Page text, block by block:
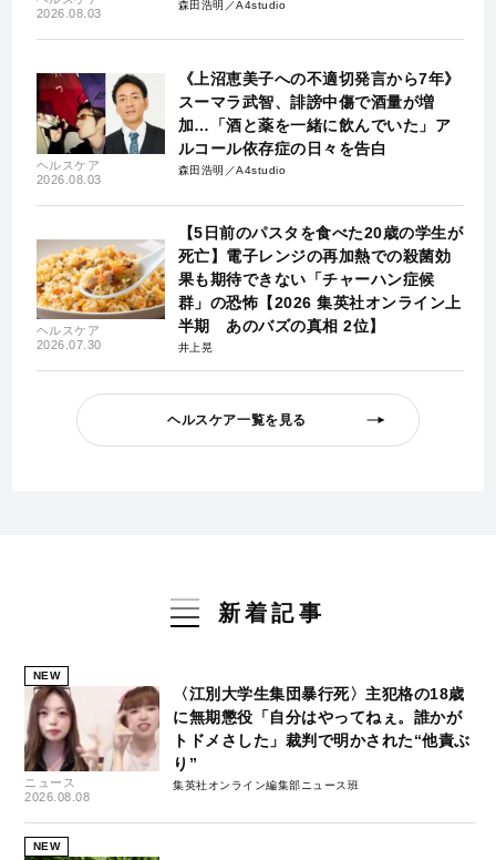
2026.08.03
森田浩明／A4studio
ヘルスケア
2026.08.03
《上沼恵美子への不適切発言から7年》
スーマラ武智、誹謗中傷で酒量が増
加…「酒と薬を一緒に飲んでいた」ア
ルコール依存症の日々を告白
森田浩明／A4studio
ヘルスケア
2026.07.30
【5日前のパスタを食べた20歳の学生が
死亡】電子レンジの再加熱での殺菌効
果も期待できない「チャーハン症候
群」の恐怖【2026 集英社オンライン上
半期 あのバズの真相 2位】
井上晃
ヘルスケア一覧を見る
新着記事
NEW
ニュース
2026.08.08
〈江別大学生集団暴行死〉主犯格の18歳
に無期懲役「自分はやってねぇ。誰かが
トドメさした」裁判で明かされた“他責ぶ
り”
集英社オンライン編集部ニュース班
NEW